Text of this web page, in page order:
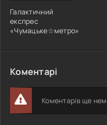
Галактичний
експрес
«Чумацьке☆метро»
Коментарі
Коментарів ще